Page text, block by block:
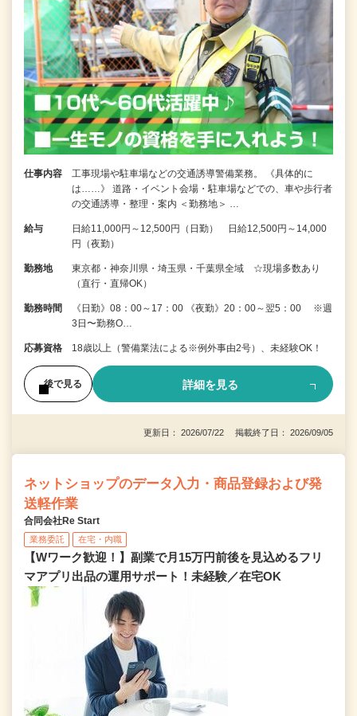
仕事内容
工事現場や駐車場などの交通誘導警備業務。 《具体的に
は……》 道路・イベント会場・駐車場などでの、車や歩行者
の交通誘導・整理・案内 ＜勤務地＞ …
給与
日給11,000円～12,500円（日勤） 日給12,500円～14,000
円（夜勤）
勤務地
東京都・神奈川県・埼玉県・千葉県全域 ☆現場多数あり
（直行・直帰OK）
勤務時間
《日勤》08：00～17：00 《夜勤》20：00～翌5：00 ※週
3日〜勤務O…
応募資格 18歳以上（警備業法による※例外事由2号）、未経験OK！
後で見る 詳細を見る
更新日： 2026/07/22 掲載終了日： 2026/09/05
ネットショップのデータ入力・商品登録および発
送軽作業
合同会社Re Start
業務委託 在宅・内職
【Wワーク歓迎！】副業で月15万円前後を見込めるフリ
マアプリ出品の運用サポート！未経験／在宅OK